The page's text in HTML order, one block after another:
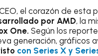
el corazón de esta
por AMD, la
One. Según los
generación, gráficos
con Series X y